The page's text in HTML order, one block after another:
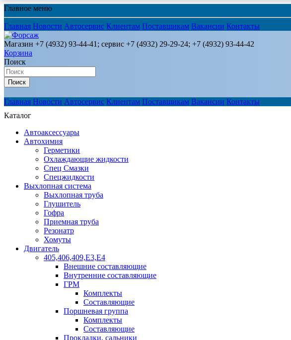
Главное меню
Главная Новости Автосервис Клиентам Поставщикам Вакансии Контакты
Магазин +7 (4932) 93-44-41; сервис +7 (4932) 29-29-24; +7 (4932) 93-44-42
Корзина
Поиск
Поиск
Главная Новости Автосервис Клиентам Поставщикам Вакансии Контакты
Каталог
Автоаксессуары
Автохимия
Герметики
Охлаждающие жидкости
Спец Смазки
Спецжидкости
Выхлопная система
Выхлопная труба
Глушитель
Гофра
Приемная труба
Резонатр
Хомуты
Двигатель
405,406,409,Е3,Е4
Внешние составляющие
Внутренние составляющие
ГРМ
Комплекты
Составляющие
Поршневая группа
Комплекты
Составляющие
Прокладки, сальники